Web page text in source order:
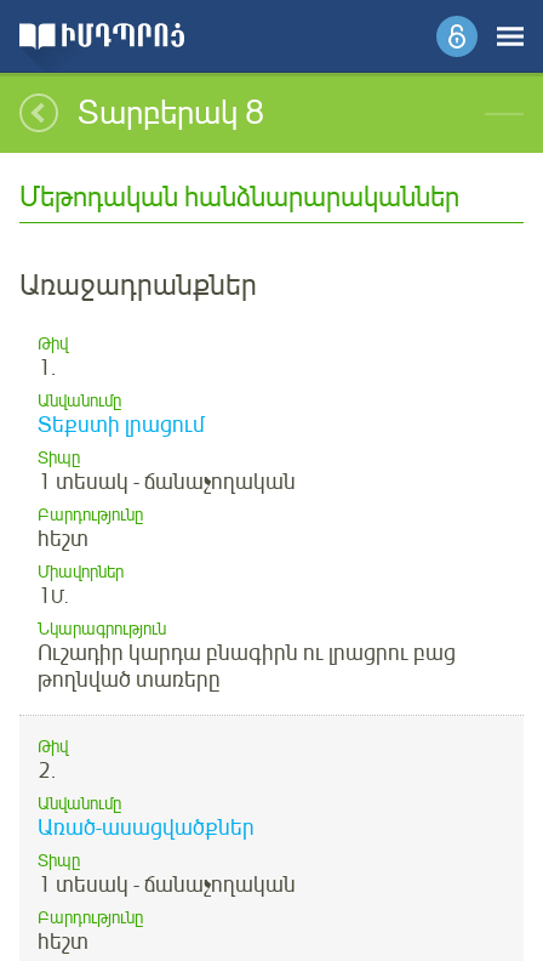
Տարբերակ 8
Մեթոդական հանձնարարականներ
Առաջադրանքներ
Թիվ
1.
Անվանումը
Տեքստի լրացում
Տիպը
1 տեսակ - ճանաչողական
Բարդությունը
հեշտ
Միավորներ
1 Մ.
Նկարագրություն
Ուշադիր կարդա բնագիրն ու լրացրու բաց
թողնված տառերը
Թիվ
2.
Անվանումը
Առած-ասացվածքներ
Տիպը
1 տեսակ - ճանաչողական
Բարդությունը
հեշտ